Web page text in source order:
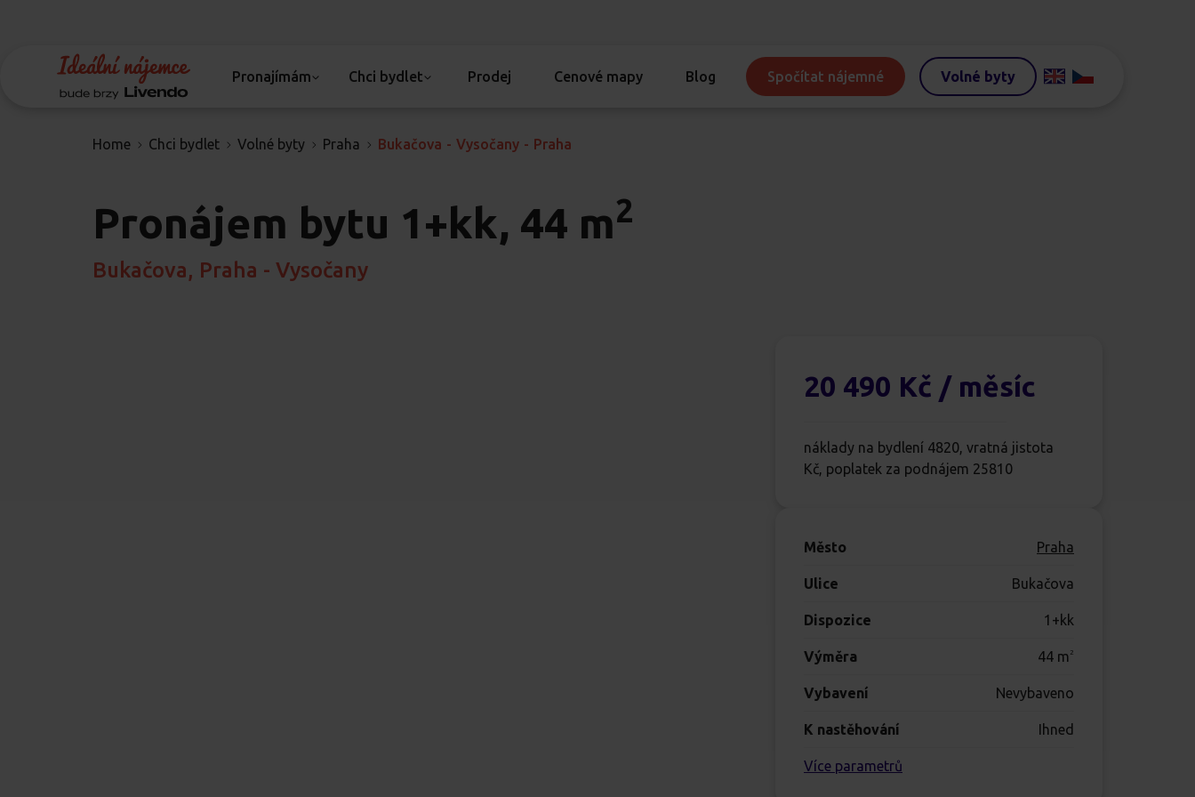
Pronajímám Chci bydlet Prodej Cenové mapy Blog Spočítat nájemné Volné byty
Home Chci bydlet Volné byty Praha Bukačova - Vysočany - Praha
Pronájem bytu 1+kk, 44 m2
Bukačova, Praha - Vysočany
20 490 Kč / měsíc
náklady na bydlení 4820, vratná jistota
Kč, poplatek za podnájem 25810
Město Praha
Ulice Bukačova
Dispozice 1+kk
Výměra 44 m 2
Vybavení Nevybaveno
K nastěhování Ihned
Více parametrů